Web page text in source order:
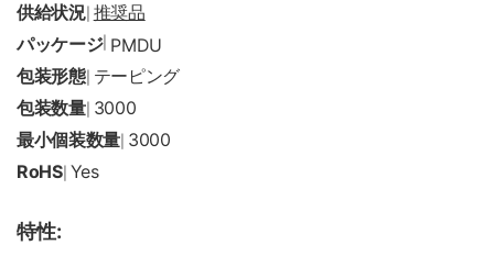
供給状況| 推奨品
パッケージ| PMDU
包装形態| テーピング
包装数量| 3000
最小個装数量 3000
RoHS| Yes
特性: